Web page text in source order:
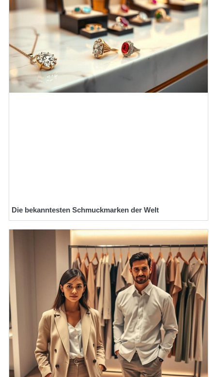
Die bekanntesten Schmuckmarken der Welt